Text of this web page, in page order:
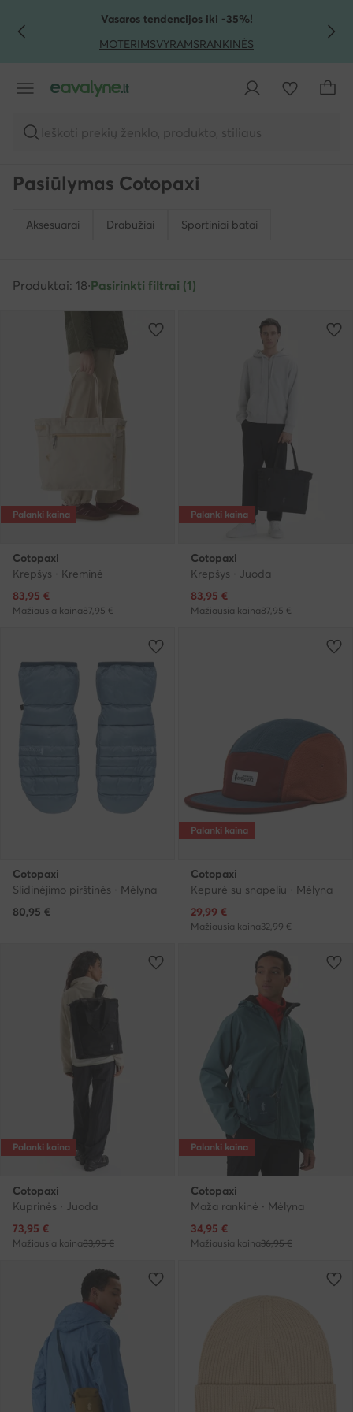
PEREITI PRIE PAGRINDINIO TURINIO
PEREITI Į PAIEŠKĄVasaros tendencijos iki -35%!
MOTERIMSVYRAMSRANKINĖS
Ieškoti prekių ženklo, produkto, stiliaus
Pasiūlymas Cotopaxi
Aksesuarai Drabužiai Sportiniai batai
Produktai: 18·Pasirinkti filtrai (1)
Palanki kaina
Cotopaxi
Krepšys · Kreminė
Dabartinė kaina
83,95 €
Mažiausia kaina87,95 €
Palanki kaina
Cotopaxi
Krepšys · Juoda
Dabartinė kaina
83,95 €
Mažiausia kaina87,95 €
Cotopaxi
Slidinėjimo pirštinės · Mėlyna
80,95 €
Palanki kaina
Cotopaxi
Kepurė su snapeliu · Mėlyna
Dabartinė kaina
29,99 €
Mažiausia kaina32,99 €
Palanki kaina
Cotopaxi
Kuprinės · Juoda
Dabartinė kaina
73,95 €
Mažiausia kaina83,95 €
Palanki kaina
Cotopaxi
Maža rankinė · Mėlyna
Dabartinė kaina
34,95 €
Mažiausia kaina36,95 €